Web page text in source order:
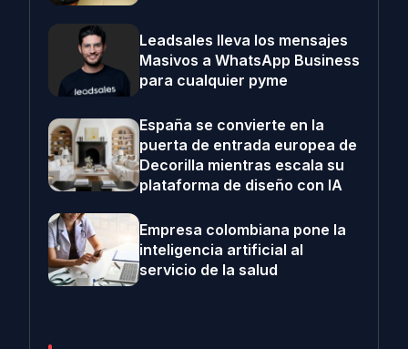
Leadsales lleva los mensajes
Masivos a WhatsApp Business
para cualquier pyme
España se convierte en la
puerta de entrada europea de
Decorilla mientras escala su
plataforma de diseño con IA
Empresa colombiana pone la
inteligencia artificial al
servicio de la salud